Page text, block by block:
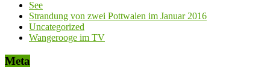
See
Strandung von zwei Pottwalen im Januar 2016
Uncategorized
Wangerooge im TV
Meta